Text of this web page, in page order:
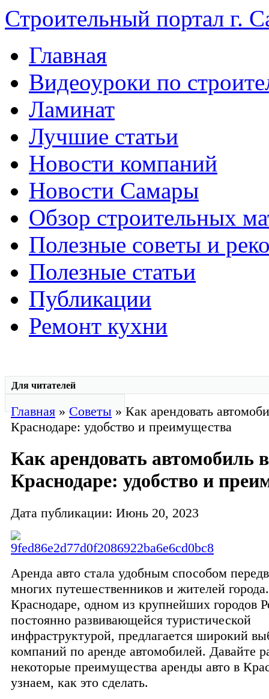
Строительный портал г.
Главная
Видеоуроки по
Ламинат
Лучшие статьи
Новости компаний
Новости Самары
Обзор строительных
Полезные советы и
Полезные статьи
Публикации
Ремонт кухни
Для читателей
Главная»Советы» Как арендовать
Краснодаре: удобство и преимущества
Как арендовать автомобиль в
Краснодаре: удобство и
Дата публикации: Июнь 20, 2023
Аренда авто стала удобным способом
многих путешественников и жителей
Краснодаре, одном из крупнейших городов
постоянно развивающейся туристической
инфраструктурой, предлагается широкий
компаний по аренде автомобилей. Давайте
некоторые преимущества аренды авто в
узнаем, как это сделать.